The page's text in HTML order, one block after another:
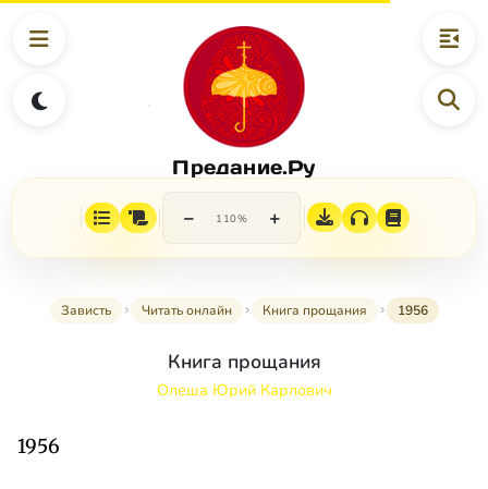
Предание.Ру
− 110% +
Зависть Читать онлайн Книга прощания 1956
Книга прощания
Олеша Юрий Карлович
1956